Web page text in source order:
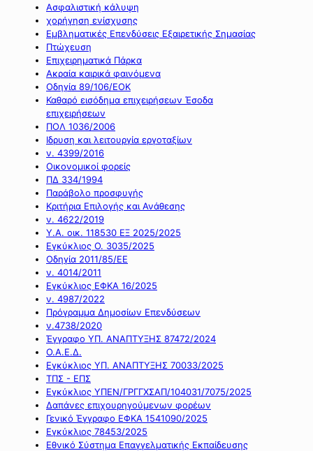
Ασφαλιστική κάλυψη
χορήγηση ενίσχυσης
Εμβληματικές Επενδύσεις Εξαιρετικής Σημασίας
Πτώχευση
Επιχειρηματικά Πάρκα
Ακραία καιρικά φαινόμενα
Οδηγία 89/106/ΕΟΚ
Καθαρό εισόδημα επιχειρήσεων Έσοδα
επιχειρήσεων
ΠΟΛ 1036/2006
Ιδρυση και λειτουργία εργοταξίων
ν. 4399/2016
Οικονομικοί φορείς
ΠΔ 334/1994
Παράβολο προσφυγής
Κριτήρια Επιλογής και Ανάθεσης
ν. 4622/2019
Υ.Α. οικ. 118530 ΕΞ 2025/2025
Εγκύκλιος Ο. 3035/2025
Οδηγία 2011/85/ΕΕ
ν. 4014/2011
Εγκύκλιος ΕΦΚΑ 16/2025
ν. 4987/2022
Πρόγραμμα Δημοσίων Επενδύσεων
ν.4738/2020
Έγγραφο ΥΠ. ΑΝΑΠΤΥΞΗΣ 87472/2024
Ο.Α.Ε.Δ.
Εγκύκλιος ΥΠ. ΑΝΑΠΤΥΞΗΣ 70033/2025
ΤΠΣ - ΕΠΣ
Εγκύκλιος ΥΠΕΝ/ΓΡΓΓΧΣΑΠ/104031/7075/2025
Δαπάνες επιχουρηγούμενων φορέων
Γενικό Έγγραφο ΕΦΚΑ 1541090/2025
Εγκύκλιος 78453/2025
Εθνικό Σύστημα Επαγγελματικής Εκπαίδευσης